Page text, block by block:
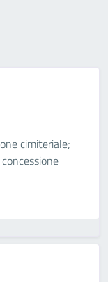
cimiteriale;